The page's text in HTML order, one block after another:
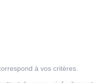
à vos critères.